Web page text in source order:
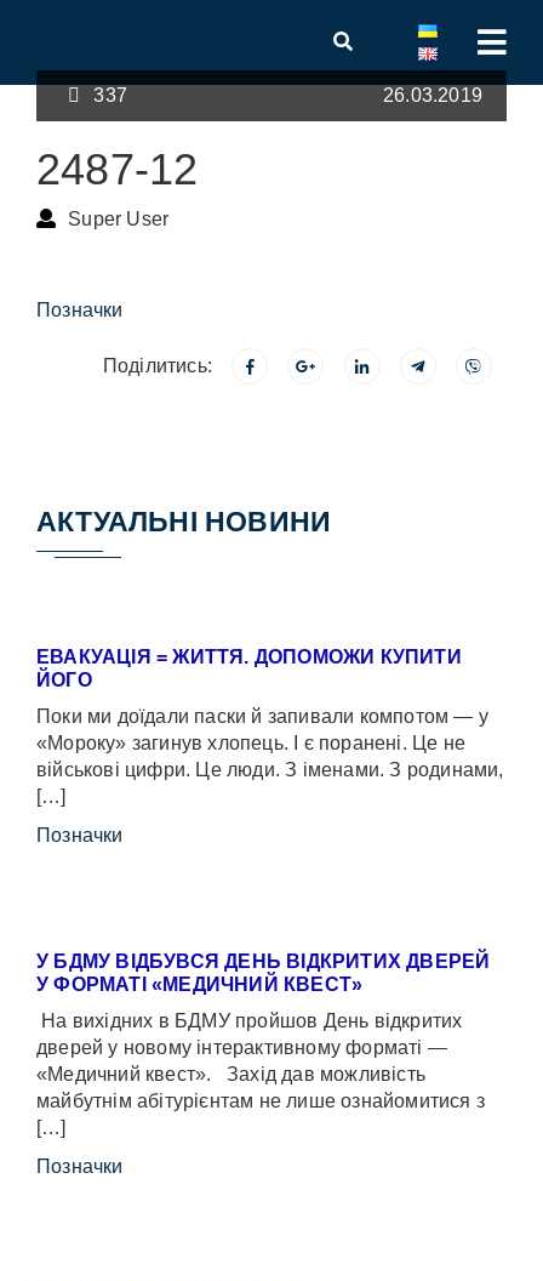
337 26.03.2019
2487-12
Super User
Позначки
Поділитись:
АКТУАЛЬНІ НОВИНИ
ЕВАКУАЦІЯ = ЖИТТЯ. ДОПОМОЖИ КУПИТИ
ЙОГО
Поки ми доїдали паски й запивали компотом — у
«Мороку» загинув хлопець. І є поранені. Це не
військові цифри. Це люди. З іменами. З родинами,
[…]
Позначки
У БДМУ ВІДБУВСЯ ДЕНЬ ВІДКРИТИХ ДВЕРЕЙ
У ФОРМАТІ «МЕДИЧНИЙ КВЕСТ»
На вихідних в БДМУ пройшов День відкритих
дверей у новому інтерактивному форматі —
«Медичний квест». Захід дав можливість
майбутнім абітурієнтам не лише ознайомитися з
[…]
Позначки